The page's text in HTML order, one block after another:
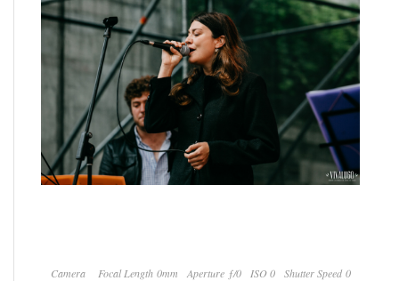
Camera Focal Length 0mm Aperture ƒ/0 ISO 0 Shutter Speed 0